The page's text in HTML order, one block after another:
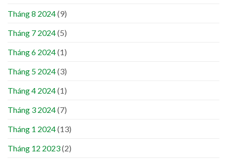
Tháng 8 2024(9)
Tháng 7 2024(5)
Tháng 6 2024(1)
Tháng 5 2024(3)
Tháng 4 2024(1)
Tháng 3 2024(7)
Tháng 1 2024(13)
Tháng 12 2023(2)